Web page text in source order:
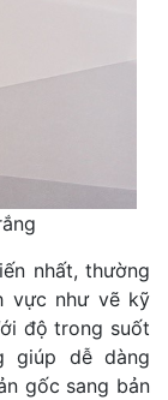
nhất, thường
vực như vẽ kỹ
độ trong suốt
giúp dễ dàng
gốc sang bản